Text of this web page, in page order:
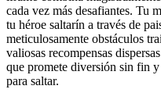
cada vez más desafiantes. Tu
tu héroe saltarín a través de
meticulosamente obstáculos
valiosas recompensas
que promete diversión sin fin
para saltar.